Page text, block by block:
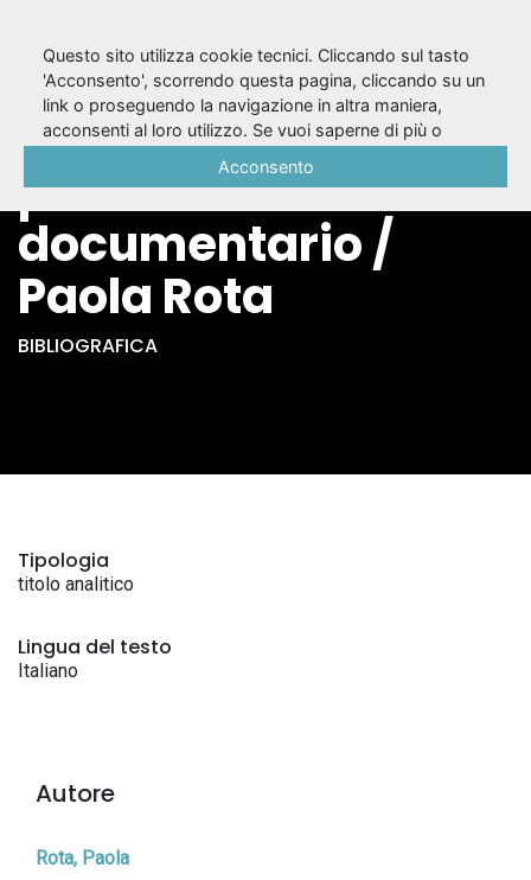
Pro Ana : progetto
per un
documentario /
Paola Rota
BIBLIOGRAFICA
Tipologia
titolo analitico
Lingua del testo
Italiano
Autore
Rota, Paola
Questo sito utilizza cookie tecnici. Cliccando sul tasto
'Acconsento', scorrendo questa pagina, cliccando su un
link o proseguendo la navigazione in altra maniera,
acconsenti al loro utilizzo. Se vuoi saperne di più o
Acconsento